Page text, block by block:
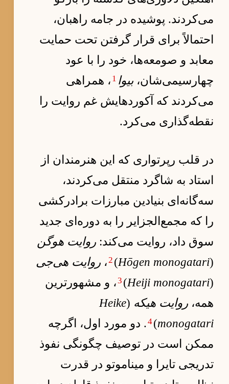
می‌کردند. پوشیده در جامه راهبان،
احتمالاً برای قرار گرفتن تحت حمایت
معابد و صومعه‌ها، خود را با عود
چهارسیمی‌شان، بیوا 1 ، همراهی
می‌کردند که آکوردهایش غم روایت را
نقطه‌گذاری می‌کرد.
در قلب رپرتواری که این هنرمندان از
استاد به شاگرد منتقل می‌کردند،
سه‌گانه‌ای بنیادین مبارزات برادرکشی
را که مجمع‌الجزایر را به دوره‌ای جدید
سوق داد، روایت می‌کند: روایت هوگن
(
Hōgen monogatari
)
2 ، روایت هی‌جی
(
Heiji monogatari
)
3، و مشهورترین
همه، روایت هیکه (
Heike
monogatari
)
4. دو مورد اول، اگرچه
ممکن است در توصیف چگونگی نفوذ
تدریجی تایرا و میناموتو در قدرت